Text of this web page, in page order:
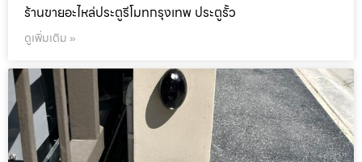
ร้านขายอะไหล่ประตูรีโมทกรุงเทพ ประตูรั้ว
ดูเพิ่มเติม »